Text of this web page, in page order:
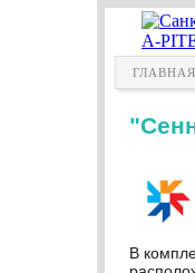
ГЛАВНАЯ
В